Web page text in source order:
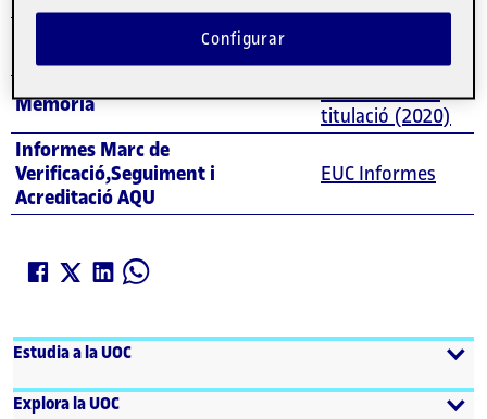
Registre d'Universitats, Centres i
Títols
Memòria
Memòria de la
titulació (2020)
Informes Marc de
Verificació,Seguiment i
Acreditació AQU
EUC Informes
Estudia a la UOC
Explora la UOC
Configurar